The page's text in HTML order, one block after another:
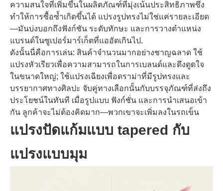
ความสนใจที่เพิ่มขึ้นในผลิตภัณฑ์ที่มุ่งเน้นประสิทธิภาพซึ่ง
ทำให้การซื้อซ้ำเกิดขึ้นได้ แปรงรูปทรงไม่ใช่แค่รายละเอียด
—มันบ่งบอกถึงฟังก์ชัน ระดับทักษะ และการวางตำแหน่ง
แบรนด์ในซูเปอร์มาร์เก็ตที่แออัดเกินไป.
ดังนั้นนี่คือการเล่น: สินค้าจำนวนมากอย่างชาญฉลาด ใช้
แปรงหัวเรียวเพื่อความสามารถในการเบลนด์และดึงดูดใจ
ในขนาดใหญ่; ใช้แปรงเฉียงเพื่อดราม่าที่มีรูปทรงและ
บรรยากาศทางศิลปะ จับคู่ทางเลือกนั้นกับบรรจุภัณฑ์ที่ส่งถึง
ประโยชน์ในทันที เมื่อรูปแบบ ฟังก์ชั่น และการนำเสนอเข้า
กัน ลูกค้าจะไม่ต้องคิดมาก—พวกเขาจะเพิ่มลงในรถเข็น
แปรงปัดแก้มแบบ tapered กับ
แปรงแบบมุม